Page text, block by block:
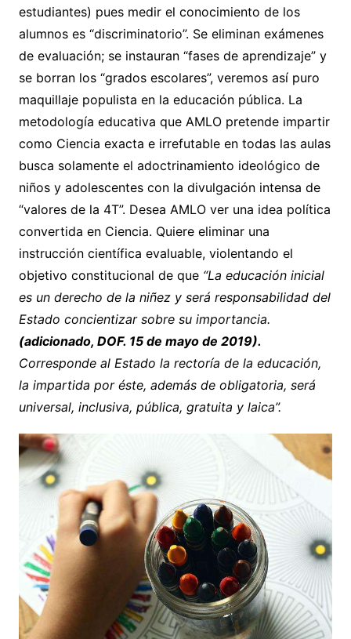
estudiantes) pues medir el conocimiento de los
alumnos es “discriminatorio”. Se eliminan exámenes
de evaluación; se instauran “fases de aprendizaje” y
se borran los “grados escolares”, veremos así puro
maquillaje populista en la educación pública. La
metodología educativa que AMLO pretende impartir
como Ciencia exacta e irrefutable en todas las aulas
busca solamente el adoctrinamiento ideológico de
niños y adolescentes con la divulgación intensa de
“valores de la 4T”. Desea AMLO ver una idea política
convertida en Ciencia. Quiere eliminar una
instrucción científica evaluable, violentando el
objetivo constitucional de que “La educación inicial
es un derecho de la niñez y será responsabilidad del
Estado concientizar sobre su importancia.
(adicionado, DOF. 15 de mayo de 2019).
Corresponde al Estado la rectoría de la educación,
la impartida por éste, además de obligatoria, será
universal, inclusiva, pública, gratuita y laica”.